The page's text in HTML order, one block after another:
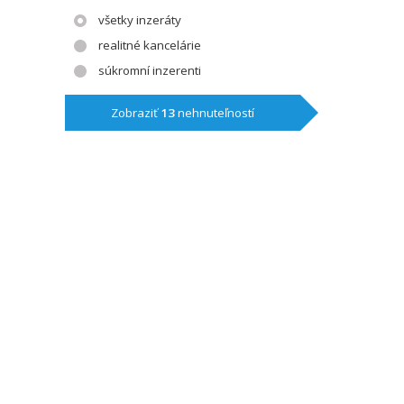
všetky inzeráty
realitné kancelárie
súkromní inzerenti
Zobraziť13nehnuteľností